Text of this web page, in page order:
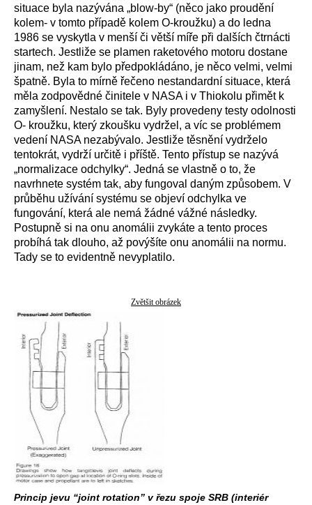
situace byla nazývána „blow-by“ (něco jako proudění
kolem- v tomto případě kolem O-kroužku) a do ledna
1986 se vyskytla v menší či větší míře při dalších čtrnácti
startech. Jestliže se plamen raketového motoru dostane
jinam, než kam bylo předpokládáno, je něco velmi, velmi
špatně. Byla to mírně řečeno nestandardní situace, která
měla zodpovědné činitele v NASA i v Thiokolu přimět k
zamyšlení. Nestalo se tak. Byly provedeny testy odolnosti
O- kroužku, který zkoušku vydržel, a víc se problémem
vedení NASA nezabývalo. Jestliže těsnění vydrželo
tentokrát, vydrží určitě i příště. Tento přístup se nazývá
„normalizace odchylky“. Jedná se vlastně o to, že
navrhnete systém tak, aby fungoval daným způsobem. V
průběhu užívání systému se objeví odchylka ve
fungování, která ale nemá žádné vážné následky.
Postupně si na onu anomálii zvykáte a tento proces
probíhá tak dlouho, až povýšíte onu anomálii na normu.
Tady se to evidentně nevyplatilo.
Zvětšit obrázek
Princip jevu “joint rotation” v řezu spoje SRB (interiér